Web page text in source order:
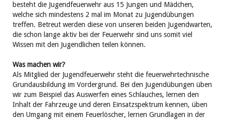
besteht die Jugendfeuerwehr aus 15 Jungen und Mädchen,
welche sich mindestens 2 mal im Monat zu Jugendübungen
treffen. Betreut werden diese von unseren beiden Jugendwarten,
die schon lange aktiv bei der Feuerwehr sind uns somit viel
Wissen mit den Jugendlichen teilen können.
Was machen wir?
Als Mitglied der Jugendfeuerwehr steht die feuerwehrtechnische
Grundausbildung im Vordergrund. Bei den Jugendübungen üben
wir zum Beispiel das Auswerfen eines Schlauches, lernen den
Inhalt der Fahrzeuge und deren Einsatzspektrum kennen, üben
den Umgang mit einem Feuerlöscher, lernen Grundlagen in der